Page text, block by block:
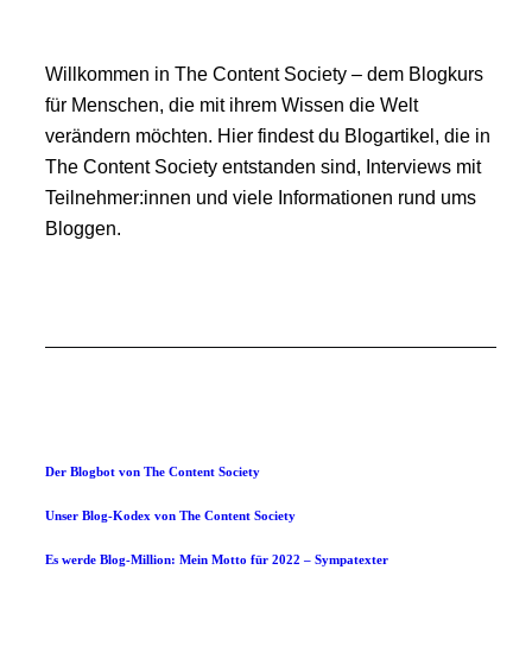
Willkommen in The Content Society – dem Blogkurs
für Menschen, die mit ihrem Wissen die Welt
verändern möchten. Hier findest du Blogartikel, die in
The Content Society entstanden sind, Interviews mit
Teilnehmer:innen und viele Informationen rund ums
Bloggen.
Der Blogbot von The Content Society
Unser Blog-Kodex von The Content Society
Es werde Blog-Million: Mein Motto für 2022 – Sympatexter